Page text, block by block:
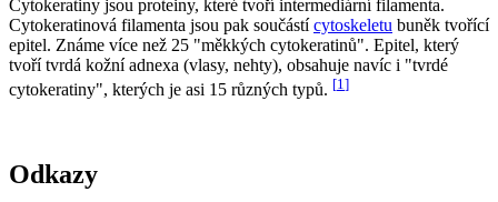
Cytokeratiny jsou proteiny, které tvoří intermediární filamenta.
Cytokeratinová filamenta jsou pak součástícytoskeletu buněk tvořící
epitel. Známe více než 25 "měkkých cytokeratinů". Epitel, který
tvoří tvrdá kožní adnexa (vlasy, nehty), obsahuje navíc i "tvrdé
cytokeratiny", kterých je asi 15 různých typů. [1 ]
Odkazy